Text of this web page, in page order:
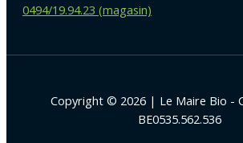
0494/19.94.23 (magasin)
Copyright © 2026 | Le Maire Bio -
BE0535.562.536